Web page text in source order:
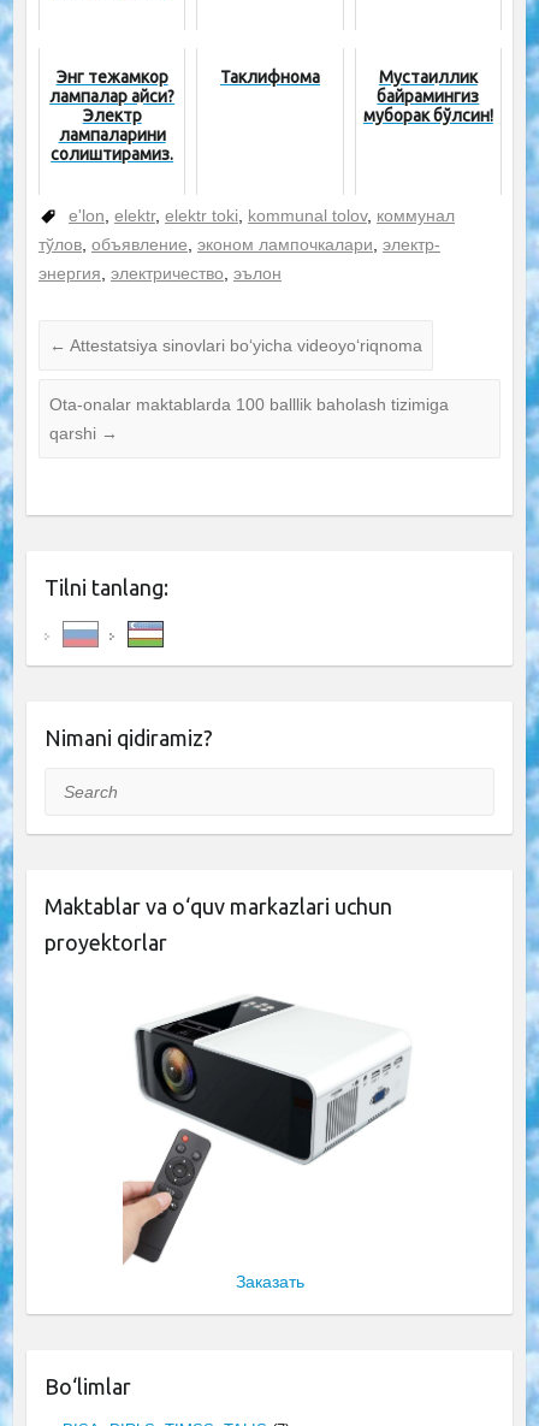
Энг тежамкор
лампалар қайси?
Электр
лампаларини
солиштирамиз.
Таклифнома
Мустақиллик
байрамингиз
муборак бўлсин!
e'lon elektr, elektr toki kommunal tolov, коммунал
тўлов, объявление эконом лампочкалари электр-
энергия электричество эълон
← Attestatsiya sinovlari bo‘yicha videoyo‘riqnoma
Ota-onalar maktablarda 100 balllik baholash tizimiga
qarshi →
Tilni tanlang:
Nimani qidiramiz?
Search
Maktablar va o‘quv markazlari uchun
proyektorlar
Заказать
Bo‘limlar